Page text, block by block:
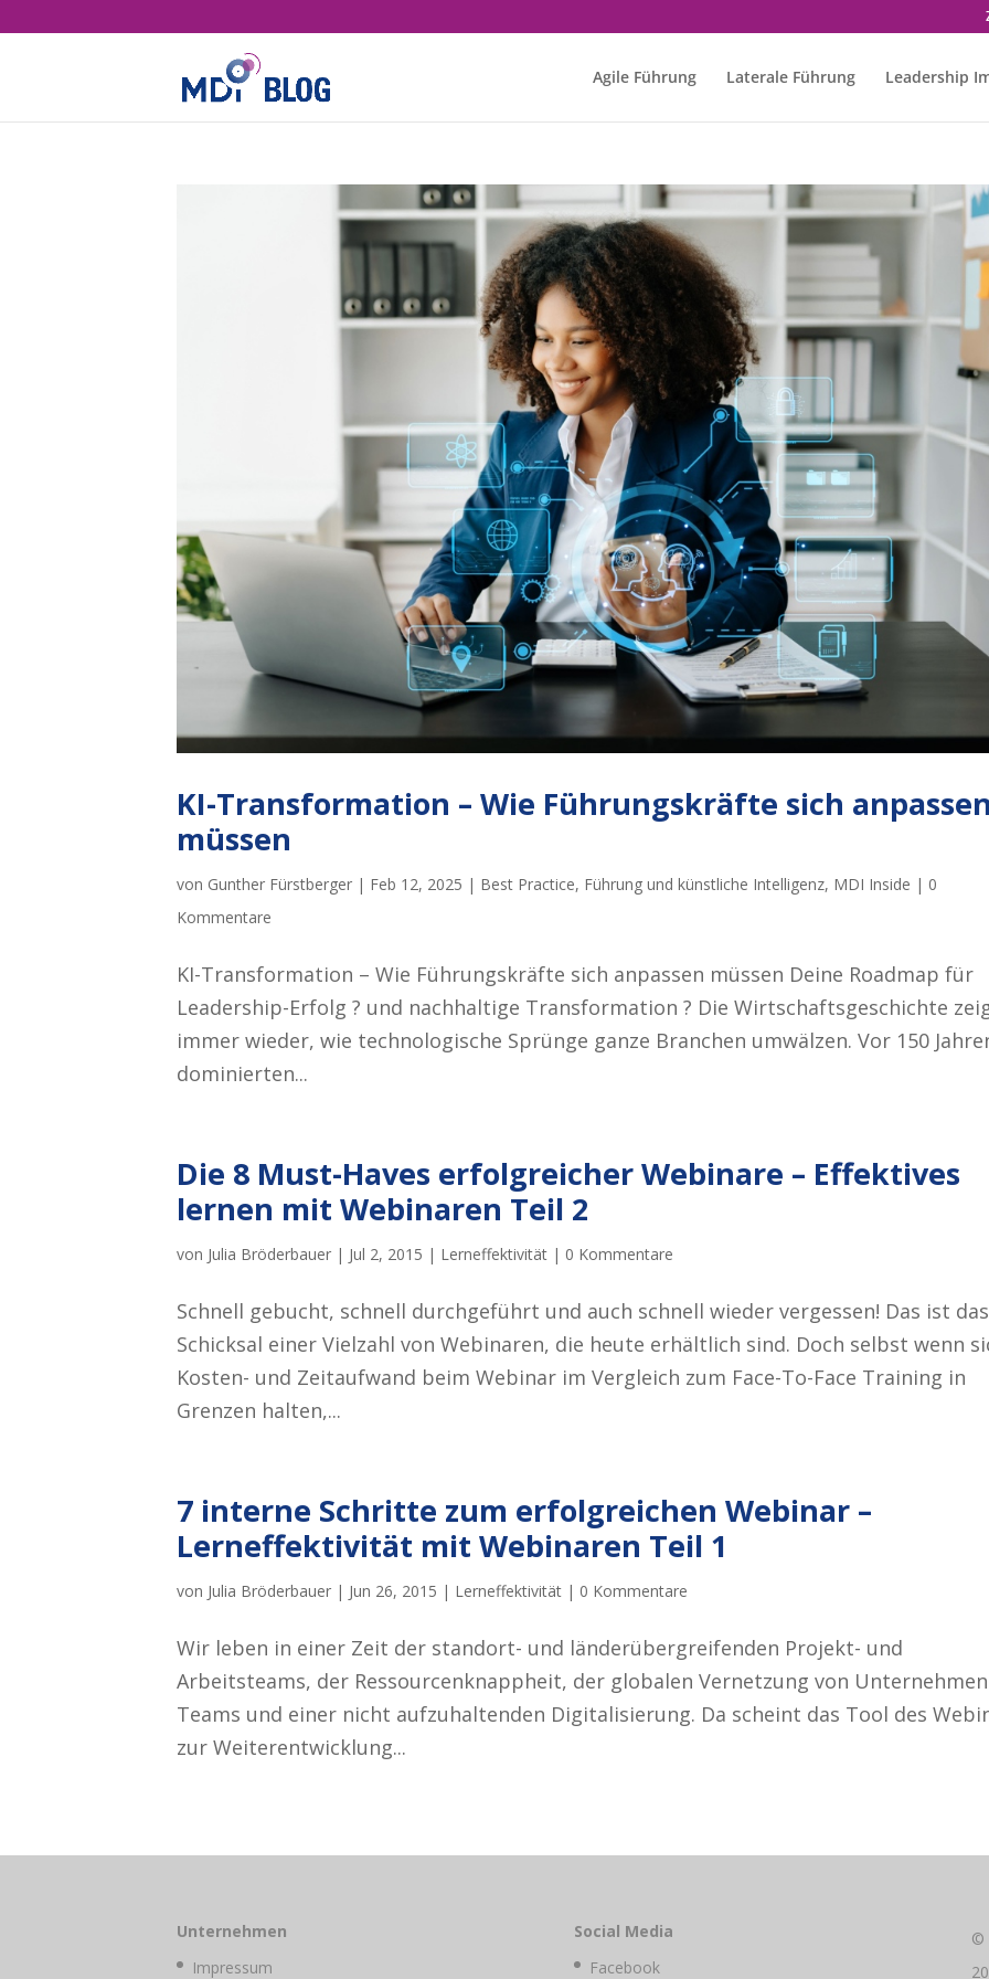
Agile Führung Laterale Führung Leadership
KI-Transformation – Wie Führungskräfte sich
müssen
von Gunther Fürstberger | Feb 12, 2025 | Best Practice, Führung und künstliche Intelligenz, MDI Inside | 0
Kommentare
KI-Transformation – Wie Führungskräfte sich anpassen müssen Deine Roadmap für
Leadership-Erfolg ? und nachhaltige Transformation ? Die Wirtschaftsgeschichte
immer wieder, wie technologische Sprünge ganze Branchen umwälzen. Vor 150
dominierten...
Die 8 Must-Haves erfolgreicher Webinare – Effektives
lernen mit Webinaren Teil 2
von Julia Bröderbauer | Jul 2, 2015 | Lerneffektivität | 0 Kommentare
Schnell gebucht, schnell durchgeführt und auch schnell wieder vergessen! Das ist das
Schicksal einer Vielzahl von Webinaren, die heute erhältlich sind. Doch selbst wenn
Kosten- und Zeitaufwand beim Webinar im Vergleich zum Face-To-Face Training in
Grenzen halten,...
7 interne Schritte zum erfolgreichen Webinar –
Lerneffektivität mit Webinaren Teil 1
von Julia Bröderbauer | Jun 26, 2015 | Lerneffektivität | 0 Kommentare
Wir leben in einer Zeit der standort- und länderübergreifenden Projekt- und
Arbeitsteams, der Ressourcenknappheit, der globalen Vernetzung von
Teams und einer nicht aufzuhaltenden Digitalisierung. Da scheint das Tool des
zur Weiterentwicklung...
Unternehmen
Impressum
Social Media
Facebook
©